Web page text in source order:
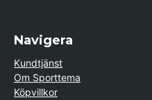
Navigera
Kundtjänst
Om Sporttema
Köpvillkor